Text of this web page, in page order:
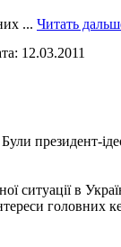
... Читать
12.03.2011
президент-
ситуації в
головних